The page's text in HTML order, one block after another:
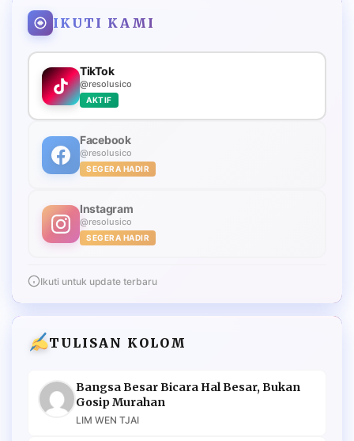
IKUTI KAMI
TikTok
@resolusico
AKTIF
Facebook
@resolusico
SEGERA HADIR
Instagram
@resolusico
SEGERA HADIR
Ikuti untuk update terbaru
TULISAN KOLOM
Bangsa Besar Bicara Hal Besar, Bukan
Gosip Murahan
LIM WEN TJAI